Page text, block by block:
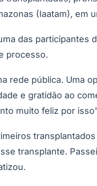
(Iaatam),
das
processo.
rede pública. Uma
e gratidão ao
muito feliz por
transplante.